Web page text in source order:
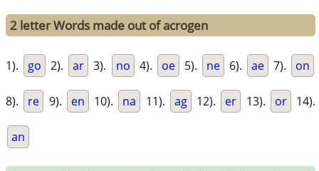
2 letter Words made out of acrogen
1). go 2). ar 3). no 4). oe 5). ne 6). ae 7). on
8). re 9). en 10). na 11). ag 12). er 13). or 14).
an